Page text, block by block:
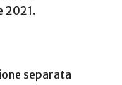
2021.
separata